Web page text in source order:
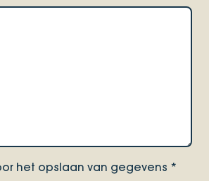
het opslaan van gegevens *